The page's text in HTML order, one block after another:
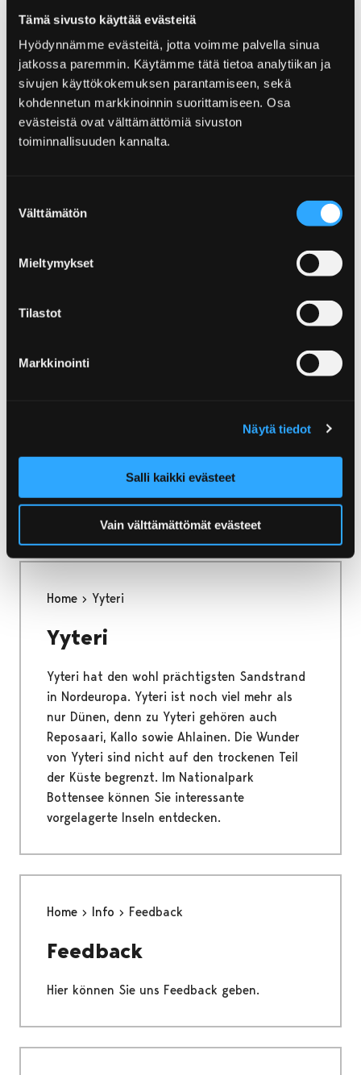
Tämä sivusto käyttää evästeitä
Hyödynnämme evästeitä, jotta voimme palvella sinua
jatkossa paremmin. Käytämme tätä tietoa analytiikan ja
sivujen käyttökokemuksen parantamiseen, sekä
kohdennetun markkinoinnin suorittamiseen. Osa
evästeistä ovat välttämättömiä sivuston
toiminnallisuuden kannalta.
valinta
Välttämätön
Mieltymykset
Tilastot
Markkinointi
Näytä tiedot
Salli kaikki evästeet
Vain välttämättömät evästeet
Karten
Sie sollen sich nicht unnötig verlaufen.
Stecken Sie schon mal eine Karte in die
Gesäßtasche und prüfen Sie, wo die
Touristeninformation erhältlich.
Home
Sie in die Welt der Kunst und Architektur,
Inselwelt entzücken. Pori bietet Erlebnisse für
jedermann.
Home Yyteri
Yyteri
Yyteri hat den wohl prächtigsten Sandstrand
in Nordeuropa. Yyteri ist noch viel mehr als
nur Dünen, denn zu Yyteri gehören auch
Reposaari, Kallo sowie Ahlainen. Die Wunder
von Yyteri sind nicht auf den trockenen Teil
der Küste begrenzt. Im Nationalpark
Bottensee können Sie interessante
vorgelagerte Inseln entdecken.
Home Info Feedback
Feedback
Hier können Sie uns Feedback geben.